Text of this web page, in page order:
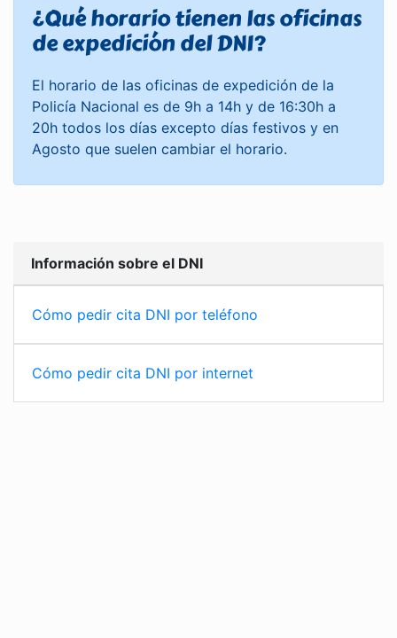
¿Qué horario tienen las oficinas
de expedición del DNI?
El horario de las oficinas de expedición de la
Policía Nacional es de 9h a 14h y de 16:30h a
20h todos los días excepto días festivos y en
Agosto que suelen cambiar el horario.
Información sobre el DNI
Cómo pedir cita DNI por teléfono
Cómo pedir cita DNI por internet